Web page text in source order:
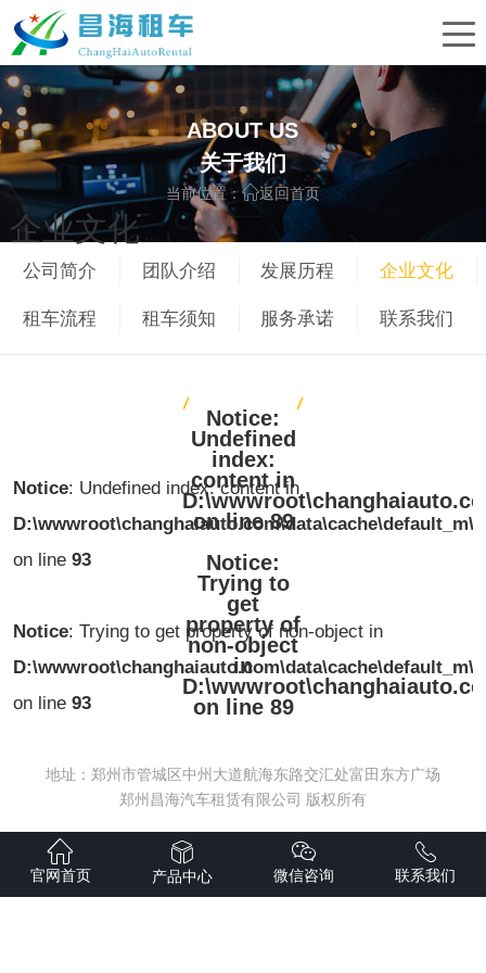
ABOUT US
关于我们
当前位置： 返回首页
企业文化
公司简介 团队介绍 发展历程 企业文化
租车流程 租车须知 服务承诺 联系我们
Notice:
Undefined
index:
content in
on line89
Notice:
Trying to
get
property of
non-object
in
on line 89
Notice: Undefined index: content in
on line 93
Notice: Trying to get property of non-object in
on line 93
地址：郑州市管城区中州大道航海东路交汇处富田东方广场
郑州昌海汽车租赁有限公司 版权所有
官网首页 产品中心 微信咨询 联系我们